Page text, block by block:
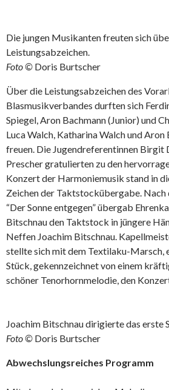
Die jungen Musikanten freuten sich
Leistungsabzeichen.
Foto © Doris Burtscher
Über die Leistungsabzeichen des
Blasmusikverbandes durften sich
Spiegel, Aron Bachmann (Junior) und
Luca Walch, Katharina Walch und Aron
freuen. Die Jugendreferentinnen Birgit
Prescher gratulierten zu den
Konzert der Harmoniemusik stand in
Zeichen der Taktstockübergabe.
“Der Sonne entgegen” übergab
Bitschnau den Taktstock in jüngere
Neffen Joachim Bitschnau.
stellte sich mit dem Textilaku-Marsch,
Stück, gekennzeichnet von einem
schöner Tenorhornmelodie, den
Joachim Bitschnau dirigierte das erste
Foto © Doris Burtscher
Abwechslungsreiches Programm